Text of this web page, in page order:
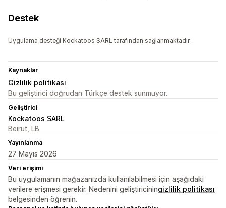
Destek
Uygulama desteği Kockatoos SARL tarafından sağlanmaktadır.
Kaynaklar
Gizlilik politikası
Bu geliştirici doğrudan Türkçe destek sunmuyor.
Geliştirici
Kockatoos SARL
Beirut, LB
Yayınlanma
27 Mayıs 2026
Veri erişimi
Bu uygulamanın mağazanızda kullanılabilmesi için aşağıdaki
verilere erişmesi gerekir. Nedenini geliştiriciningizlilik politikası
belgesinden öğrenin.